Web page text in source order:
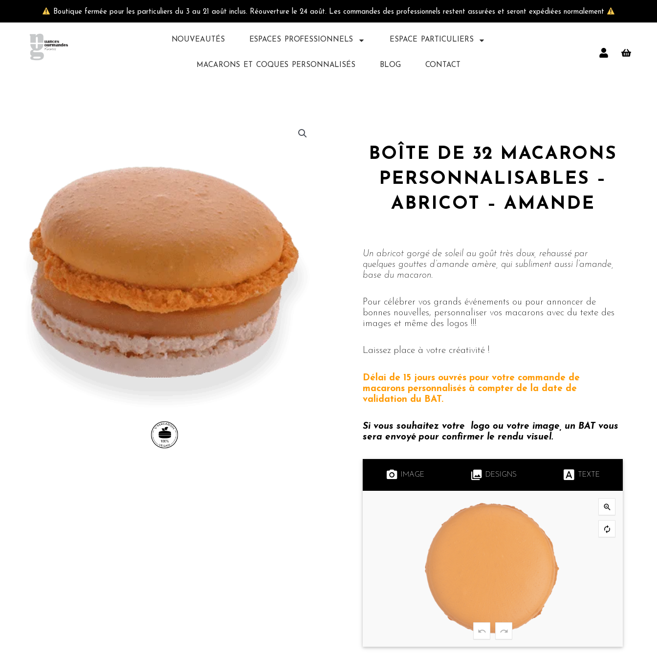
au
Boutique fermée pour les particuliers du 3 au 21 août inclus. Réouverture le 24 août. Les commandes des professionnels restent assurées et seront expédiées normalement
NOUVEAUTÉS ESPACES PROFESSIONNELS ESPACE PARTICULIERS
MACARONS ET COQUES PERSONNALISÉS BLOG CONTACT
BOÎTE DE 32 MACARONS
PERSONNALISABLES –
ABRICOT – AMANDE
Un abricot gorgé de soleil au goût très doux, rehaussé par
quelques gouttes d’amande amère, qui subliment aussi l’amande,
base du macaron.
Pour célébrer vos grands événements ou pour annoncer de
bonnes nouvelles, personnaliser vos macarons avec du texte des
images et même des logos !!!
Laissez place à votre créativité !
Délai de 15 jours ouvrés pour votre commande de
macarons personnalisés à compter de la date de
validation du BAT.
Si vous souhaitez votre logo ou votre image, un BAT vous
sera envoyé pour confirmer le rendu visuel.
IMAGE DESIGNS TEXTE